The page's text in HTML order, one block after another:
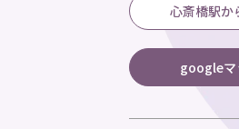
心斎橋駅か
googleマ